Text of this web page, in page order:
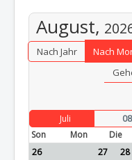
August,
Nach Jahr Nach
Juli
Son
Mon Die
26
27 28